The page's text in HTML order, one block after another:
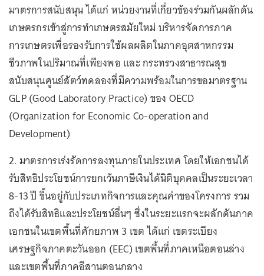
มาตรการสนับสนุน ได้แก่ หน่วยงานที่เกี่ยวข้องร่วมกันผลักดัน
เกษตรกรเข้าสู่การทำเกษตรสมัยใหม่ บริหารจัดการภาค
การเกษตรเพื่อรองรับการใช้ผลผลิตในภาคอุตสาหกรรม
ชีวภาพในปริมาณที่เพียงพอ และ กระทรวงสาธารณสุข
สนับสนุนศูนย์สัตว์ทดลองที่มีความพร้อมในการขอมาตรฐาน
GLP (Good Laboratory Practice) ของ OECD
(Organization for Economic Co-operation and
Development)
2. มาตรการเร่งรัดการลงทุนภายในประเทศ โดยให้เอกชนได้
รับสิทธิประโยชน์การยกเว้นภาษีเงินได้นิติบุคคลเป็นระยะเวลา
8-13 ปี ขึ้นอยู่กับประเภทกิจการและคุณค่าของโครงการ รวม
ถึงได้รับสิทธิและประโยชน์อื่นๆ ซึ่งในระยะแรกจะผลักดันภาค
เอกชนในเขตพื้นที่ศักยภาพ 3 เขต ได้แก่ เขตระเบียง
เศรษฐกิจภาคตะวันออก (EEC) เขตพื้นที่ภาคเหนือตอนล่าง
และเขตพื้นที่ภาคอีสานตอนกลาง